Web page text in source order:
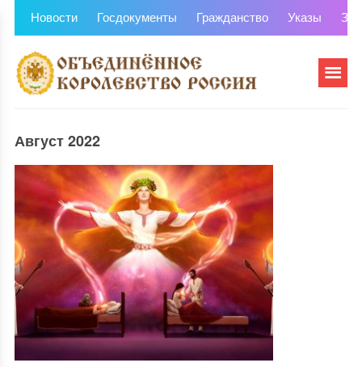
Новости Госдокументы Гражданство Указы
Август 2022